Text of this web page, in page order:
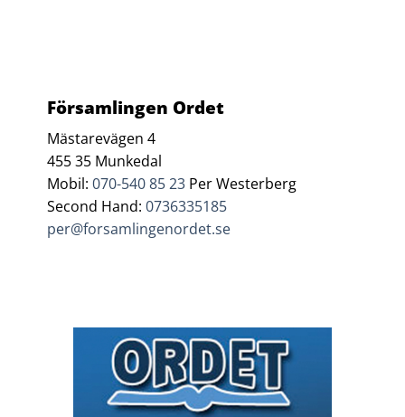
Församlingen Ordet
Mästarevägen 4
455 35 Munkedal
Mobil:070-540 85 23 Per Westerberg
Second Hand:0736335185
per@forsamlingenordet.se